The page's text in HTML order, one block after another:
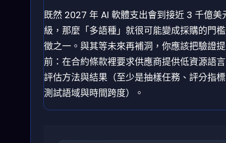
既然 2027 年 AI 軟體支出會到接近 3 千億美
級，那麼「多語種」就很可能變成採購的門
徵之一。與其等未來再補洞，你應該把驗證提
前：在合約條款裡要求供應商提供低資源語
評估方法與結果（至少是抽樣任務、評分指
測試語域與時間跨度）。